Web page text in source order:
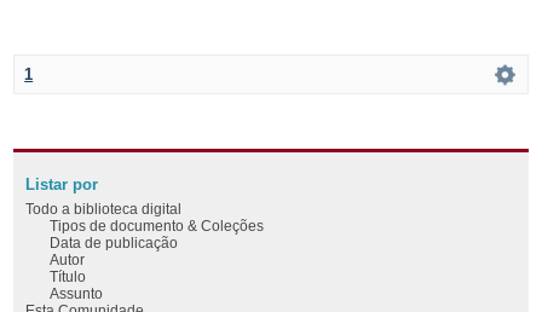
1
Listar por
Todo a biblioteca digital
Tipos de documento & Coleções
Data de publicação
Autor
Título
Assunto